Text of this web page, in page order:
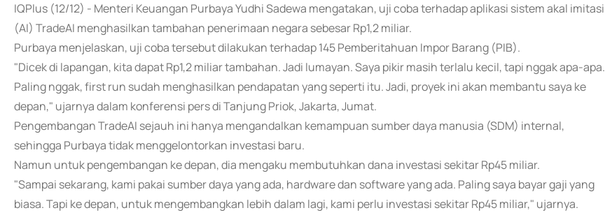
IQPlus (12/12) - Menteri Keuangan Purbaya Yudhi Sadewa mengatakan, uji coba terhadap aplikasi sistem akal imitasi
(AI) TradeAI menghasilkan tambahan penerimaan negara sebesar Rp1,2 miliar.
Purbaya menjelaskan, uji coba tersebut dilakukan terhadap 145 Pemberitahuan Impor Barang (PIB).
"Dicek di lapangan, kita dapat Rp1,2 miliar tambahan. Jadi lumayan. Saya pikir masih terlalu kecil, tapi nggak apa-apa.
Paling nggak, first run sudah menghasilkan pendapatan yang seperti itu. Jadi, proyek ini akan membantu saya ke
depan," ujarnya dalam konferensi pers di Tanjung Priok, Jakarta, Jumat.
Pengembangan TradeAI sejauh ini hanya mengandalkan kemampuan sumber daya manusia (SDM) internal,
sehingga Purbaya tidak menggelontorkan investasi baru.
Namun untuk pengembangan ke depan, dia mengaku membutuhkan dana investasi sekitar Rp45 miliar.
"Sampai sekarang, kami pakai sumber daya yang ada, hardware dan software yang ada. Paling saya bayar gaji yang
biasa. Tapi ke depan, untuk mengembangkan lebih dalam lagi, kami perlu investasi sekitar Rp45 miliar," ujarnya.